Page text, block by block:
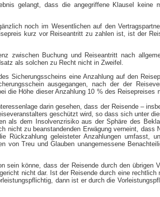
gelangt, dass die angegriffene Klausel
noch im Wesentlichen auf den
kurz vor Reiseantritt zu zahlen ist, ist der
Buchung und Reiseantritt nach
als solchen zu Recht nicht in Zweifel.
Sicherungsscheins eine Anzahlung auf den
ausgegangen, nach der der
Höhe dieser Anzahlung 10 % des
darin gesehen, dass der Reisende –
geschützt wird, so dass sich unter
dem Insolvenzrisiko aus der Sphäre des
zu beanstandenden Erwägung verneint, dass
geleisteter Anzahlungen umfasst,
Treu und Glauben unangemessene
könne, dass der Reisende durch den übrigen
nicht dar. Ist der Reisende durch eine
dann ist er durch die